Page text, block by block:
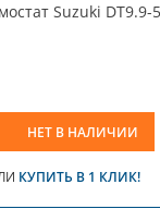
Suzuki DT9.9-
НЕТ В НАЛИЧИИ
КУПИТЬ В 1 КЛИК!